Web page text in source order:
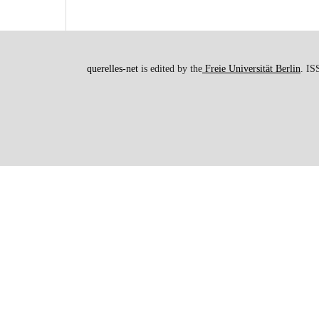
querelles-net is edited by the Freie Universität Berlin .